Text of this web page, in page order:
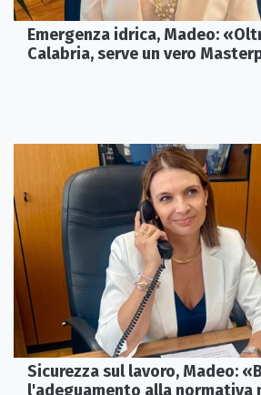
Emergenza idrica, Madeo:
Calabria, serve un vero
Sicurezza sul lavoro, Madeo:
l'adeguamento alla normativa